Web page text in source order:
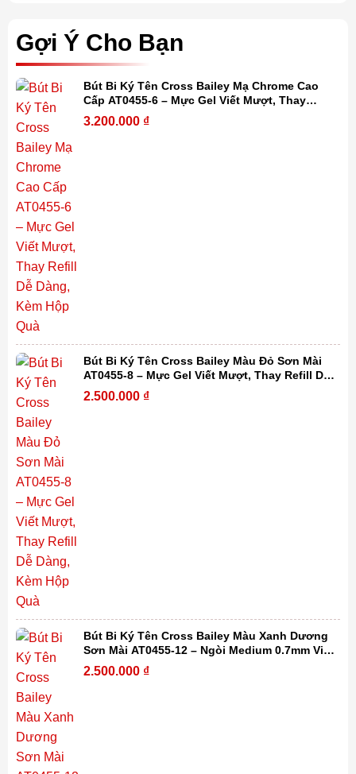
Gợi Ý Cho Bạn
Bút Bi Ký Tên Cross Bailey Mạ Chrome Cao
Cấp AT0455-6 – Mực Gel Viết Mượt, Thay
Refill Dễ Dàng, Kèm Hộp Quà
3.200.000 ₫
Bút Bi Ký Tên Cross Bailey Màu Đỏ Sơn Mài
AT0455-8 – Mực Gel Viết Mượt, Thay Refill Dễ
Dàng, Kèm Hộp Quà
2.500.000 ₫
Bút Bi Ký Tên Cross Bailey Màu Xanh Dương
Sơn Mài AT0455-12 – Ngòi Medium 0.7mm Viết
Mượt, Thay Refill Dễ Dàng Kèm Hộp Quà
2.500.000 ₫